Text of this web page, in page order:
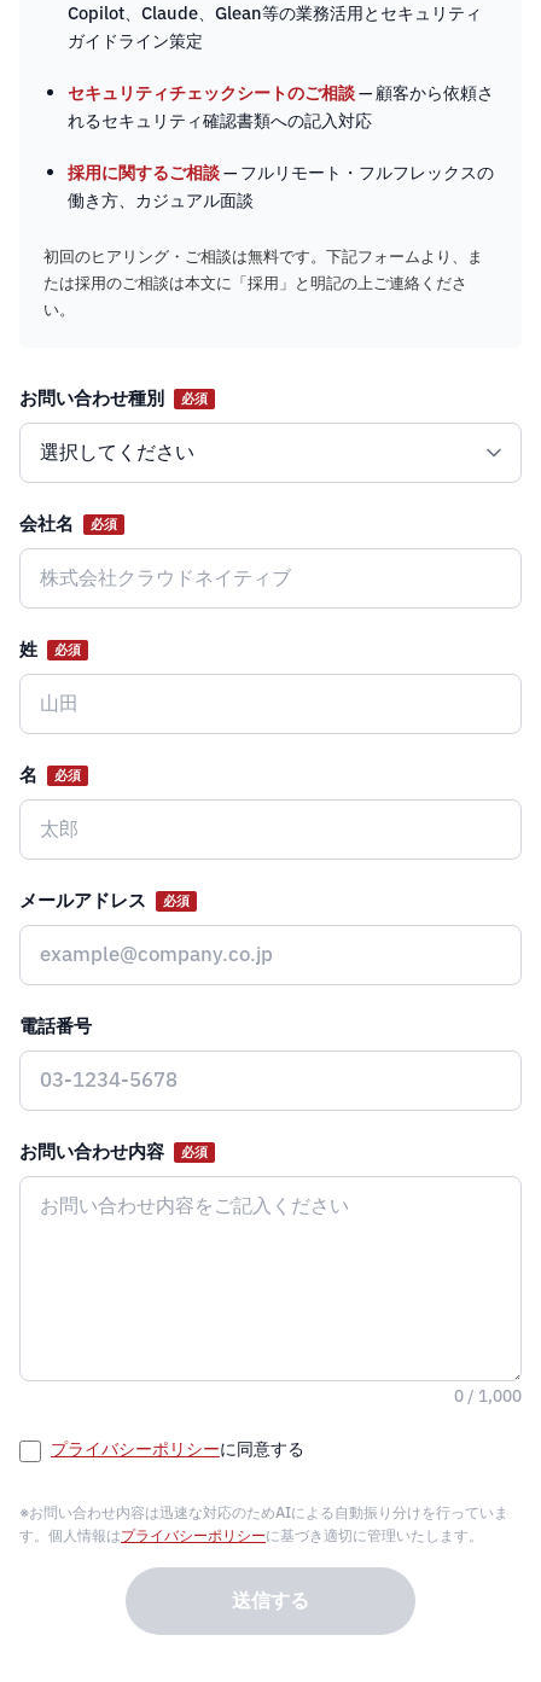
Copilot、Claude、Glean等の業務活用とセキュリティ
ガイドライン策定
セキュリティチェックシートのご相談— 顧客から依頼さ
れるセキュリティ確認書類への記入対応
採用に関するご相談— フルリモート・フルフレックスの
働き方、カジュアル面談
初回のヒアリング・ご相談は無料です。下記フォームより、ま
たは採用のご相談は本文に「採用」と明記の上ご連絡くださ
い。
Website
お問い合わせ種別 必須
会社名 必須
姓 必須
名 必須
メールアドレス 必須
電話番号
お問い合わせ内容 必須
0 / 1,000
プライバシーポリシーに同意する
※お問い合わせ内容は迅速な対応のためAIによる自動振り分けを行っていま
す。個人情報はプライバシーポリシーに基づき適切に管理いたします。
送信する